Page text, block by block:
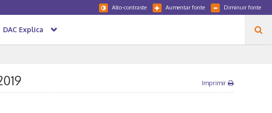
Diminuir fonte
Aumentar fonte
Alto-contraste
DAC Explica
Imprimir